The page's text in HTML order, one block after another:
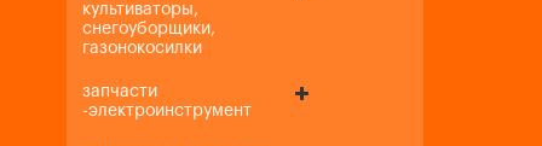
культиваторы,
снегоуборщики,
газонокосилки
запчасти
-электроинструмент